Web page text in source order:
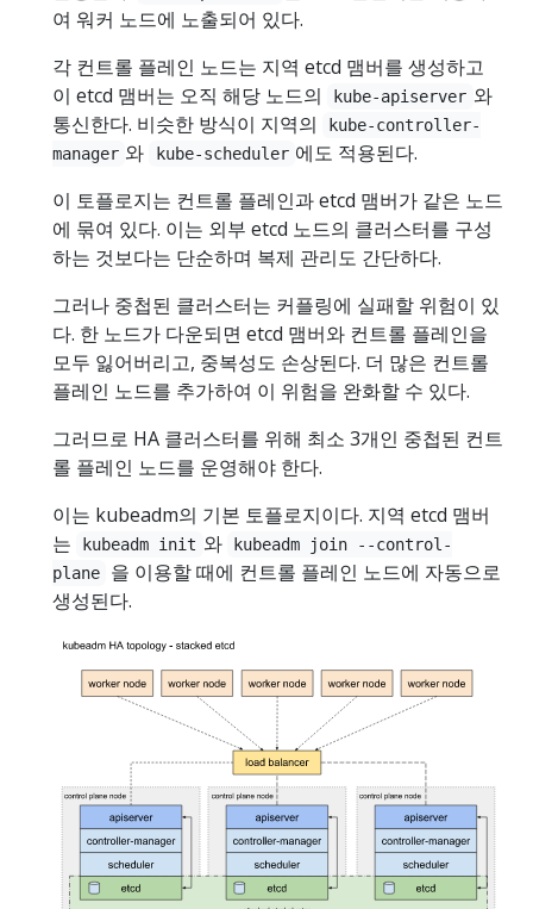
여 워커 노드에 노출되어 있다.
각 컨트롤 플레인 노드는 지역 etcd 맴버를 생성하고
이 etcd 맴버는 오직 해당 노드의
kube-apiserver 와
통신한다. 비슷한 방식이 지역의
kube-controller-
manager 와 kube-scheduler 에도 적용된다.
이 토플로지는 컨트롤 플레인과 etcd 맴버가 같은 노드
에 묶여 있다. 이는 외부 etcd 노드의 클러스터를 구성
하는 것보다는 단순하며 복제 관리도 간단하다.
그러나 중첩된 클러스터는 커플링에 실패할 위험이 있
다. 한 노드가 다운되면 etcd 맴버와 컨트롤 플레인을
모두 잃어버리고, 중복성도 손상된다. 더 많은 컨트롤
플레인 노드를 추가하여 이 위험을 완화할 수 있다.
그러므로 HA 클러스터를 위해 최소 3개인 중첩된 컨트
롤 플레인 노드를 운영해야 한다.
이는 kubeadm의 기본 토플로지이다. 지역 etcd 맴버
는
kubeadm init 와
kubeadm join --control-
plane
을 이용할 때에 컨트롤 플레인 노드에 자동으로
생성된다.